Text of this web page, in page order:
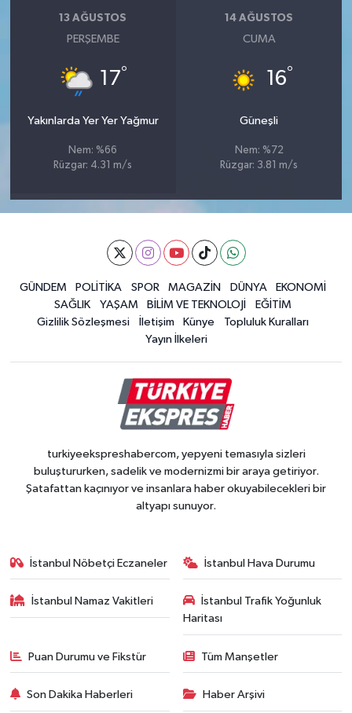
13 AĞUSTOS
PERŞEMBE
17°
Yakınlarda Yer Yer Yağmur
Nem: %66
Rüzgar: 4.31 m/s
14 AĞUSTOS
CUMA
16°
Güneşli
Nem: %72
Rüzgar: 3.81 m/s
GÜNDEM POLİTİKA SPOR MAGAZİN DÜNYA
EKONOMİ
SAĞLIK
YAŞAM BİLİM VE TEKNOLOJİ
EĞİTİM
Gizlilik Sözleşmesi
İletişim Künye
Topluluk Kuralları
Yayın İlkeleri
turkiyeekspreshabercom, yepyeni temasıyla sizleri
buluştururken, sadelik ve modernizmi bir araya getiriyor.
Şatafattan kaçınıyor ve insanlara haber okuyabilecekleri bir
altyapı sunuyor.
İstanbul Nöbetçi Eczaneler İstanbul Hava Durumu
İstanbul Namaz Vakitleri
İstanbul Trafik Yoğunluk
Haritası
Puan Durumu ve Fikstür Tüm Manşetler
Son Dakika Haberleri Haber Arşivi